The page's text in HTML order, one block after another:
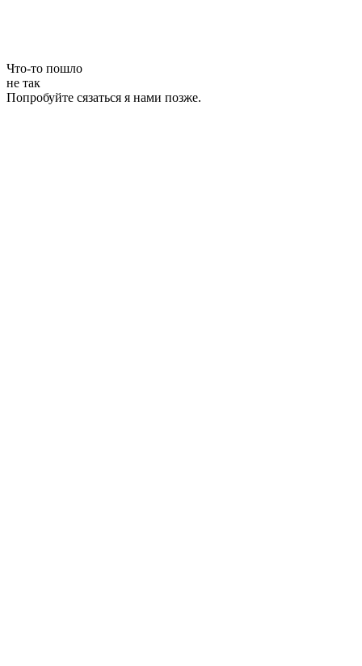
Что-то пошло
не так
Попробуйте сязаться я нами позже.